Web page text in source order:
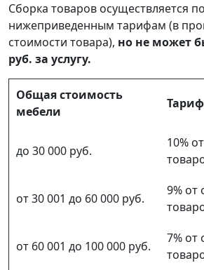
Сборка товаров осуществляется по
нижеприведенным тарифам (в
стоимости товара), но не может
руб. за услугу.
Общая стоимость
мебели
Тариф
до 30 000 руб.
10%
от 30 001 до 60 000 руб.
9% от
от 60 001 до 100 000 руб.
7% от